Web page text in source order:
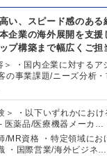
高い、スピード感のあ
企業の海外展開を支援
プ構築まで幅広くご担
＞ ・国内企業に対するア
の事業課題/ニーズ分析
＞ ・以下いずれかにお
薬品/医療機器メーカ…
/MR資格 ・特定領域にお
・国際営業/海外ビジネ…